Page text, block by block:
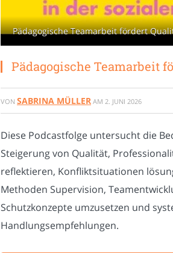
Pädagogische Teamarbeit fördert
Pädagogische Teamarbeit
VON SABRINA MÜLLER AM 2. JUNI 2026
Diese Podcastfolge untersucht die
Steigerung von Qualität,
reflektieren, Konfliktsituationen
Methoden Supervision,
Schutzkonzepte umzusetzen und
Handlungsempfehlungen.